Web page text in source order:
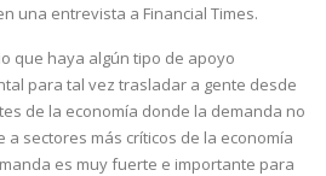
una entrevista a Financial Times.
que haya algún tipo de apoyo
para tal vez trasladar a gente desde
de la economía donde la demanda no
a sectores más críticos de la economía
es muy fuerte e importante para